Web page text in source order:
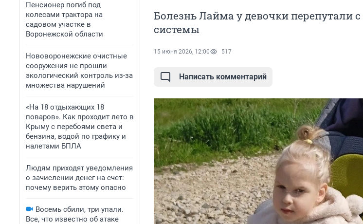
Пенсионер погиб под
колесами трактора на
садовом участке в
Воронежской области
Нововоронежские очистные
сооружения не прошли
экологический контроль из-за
множества нарушений
«На 18 отдыхающих 18
поваров». Как проходит лето в
Крыму с перебоями света и
бензина, водой по графику и
налетами БПЛА
Людям приходят уведомления
о зачислении денег на счет:
почему верить этому опасно
Восемь сбили, три упали.
Все, что известно об атаке
Болезнь Лайма у девочки перепутали
системы
15 июня 2026, 12:00 517
Написать комментарий